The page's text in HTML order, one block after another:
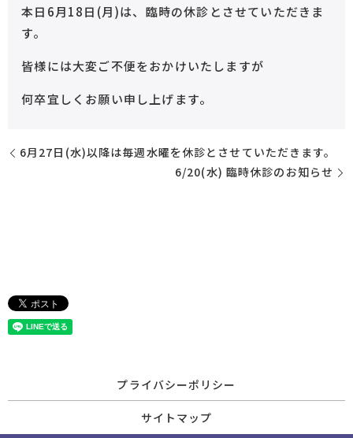
本日6月18日(月)は、臨時の休診とさせていただきま
す。
皆様には大変ご不便をおかけいたしますが
何卒宜しくお願い申し上げます。
6月27日(水)以降は毎週水曜を休診とさせていただきます。
6/20(水) 臨時休診のお知らせ
プライバシーポリシー
サイトマップ